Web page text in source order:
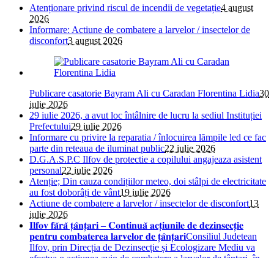
Atenționare privind riscul de incendii de vegetație4 august
2026
Informare: Actiune de combatere a larvelor / insectelor de
disconfort3 august 2026
Publicare casatorie Bayram Ali cu Caradan Florentina Lidia30
iulie 2026
29 iulie 2026, a avut loc întâlnire de lucru la sediul Instituției
Prefectului29 iulie 2026
Informare cu privire la reparatia / înlocuirea lămpile led ce fac
parte din reteaua de iluminat public22 iulie 2026
D.G.A.S.P.C Ilfov de protectie a copilului angajeaza asistent
personal22 iulie 2026
Atenție; Din cauza condițiilor meteo, doi stâlpi de electricitate
au fost doborâți de vânt19 iulie 2026
Actiune de combatere a larvelor / insectelor de disconfort13
iulie 2026
𝐈𝐥𝐟𝐨𝐯 𝐟𝐚̆𝐫𝐚̆ 𝐭̦𝐚̂𝐧𝐭̦𝐚𝐫𝐢 – 𝐂𝐨𝐧𝐭𝐢𝐧𝐮𝐚̆ 𝐚𝐜𝐭̦𝐢𝐮𝐧𝐢𝐥𝐞 𝐝𝐞 𝐝𝐞𝐳𝐢𝐧𝐬𝐞𝐜𝐭̦𝐢𝐞
𝐩𝐞𝐧𝐭𝐫𝐮 𝐜𝐨𝐦𝐛𝐚𝐭𝐞𝐫𝐞𝐚 𝐥𝐚𝐫𝐯𝐞𝐥𝐨𝐫 𝐝𝐞 𝐭̦𝐚̂𝐧𝐭̦𝐚𝐫𝐢Consiliul Judetean
Ilfov, prin Direcția de Dezinsecție și Ecologizare Mediu va